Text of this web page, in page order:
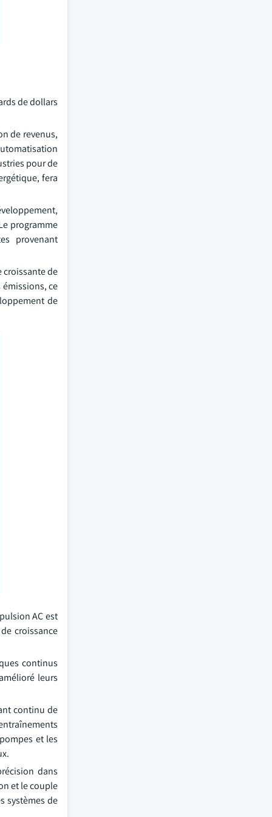
de dollars
de revenus,
pour de
fera
programme
provenant
croissante de
ce
de
AC est
croissance
continus
leurs
continu de
et les
dans
et le couple
systèmes de